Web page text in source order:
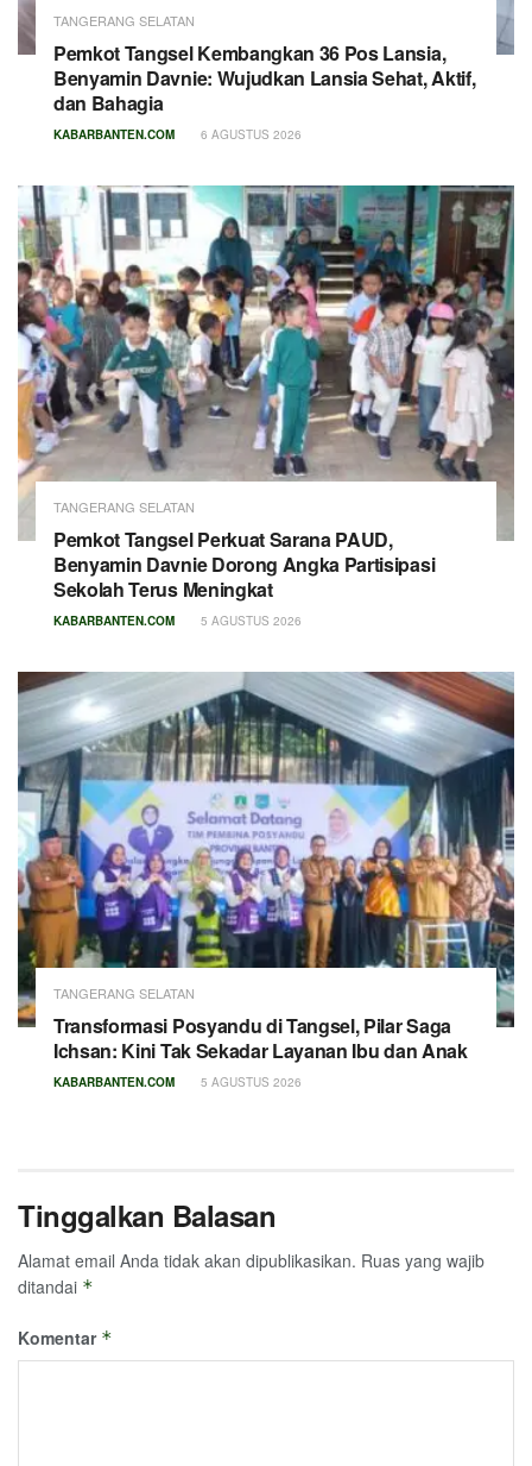
TANGERANG SELATAN
Pemkot Tangsel Kembangkan 36 Pos Lansia,
Benyamin Davnie: Wujudkan Lansia Sehat, Aktif,
dan Bahagia
KABARBANTEN.COM 6 AGUSTUS 2026
TANGERANG SELATAN
Pemkot Tangsel Perkuat Sarana PAUD,
Benyamin Davnie Dorong Angka Partisipasi
Sekolah Terus Meningkat
KABARBANTEN.COM 5 AGUSTUS 2026
TANGERANG SELATAN
Transformasi Posyandu di Tangsel, Pilar Saga
Ichsan: Kini Tak Sekadar Layanan Ibu dan Anak
KABARBANTEN.COM 5 AGUSTUS 2026
Tinggalkan Balasan
Alamat email Anda tidak akan dipublikasikan. Ruas yang wajib
ditandai *
Komentar *